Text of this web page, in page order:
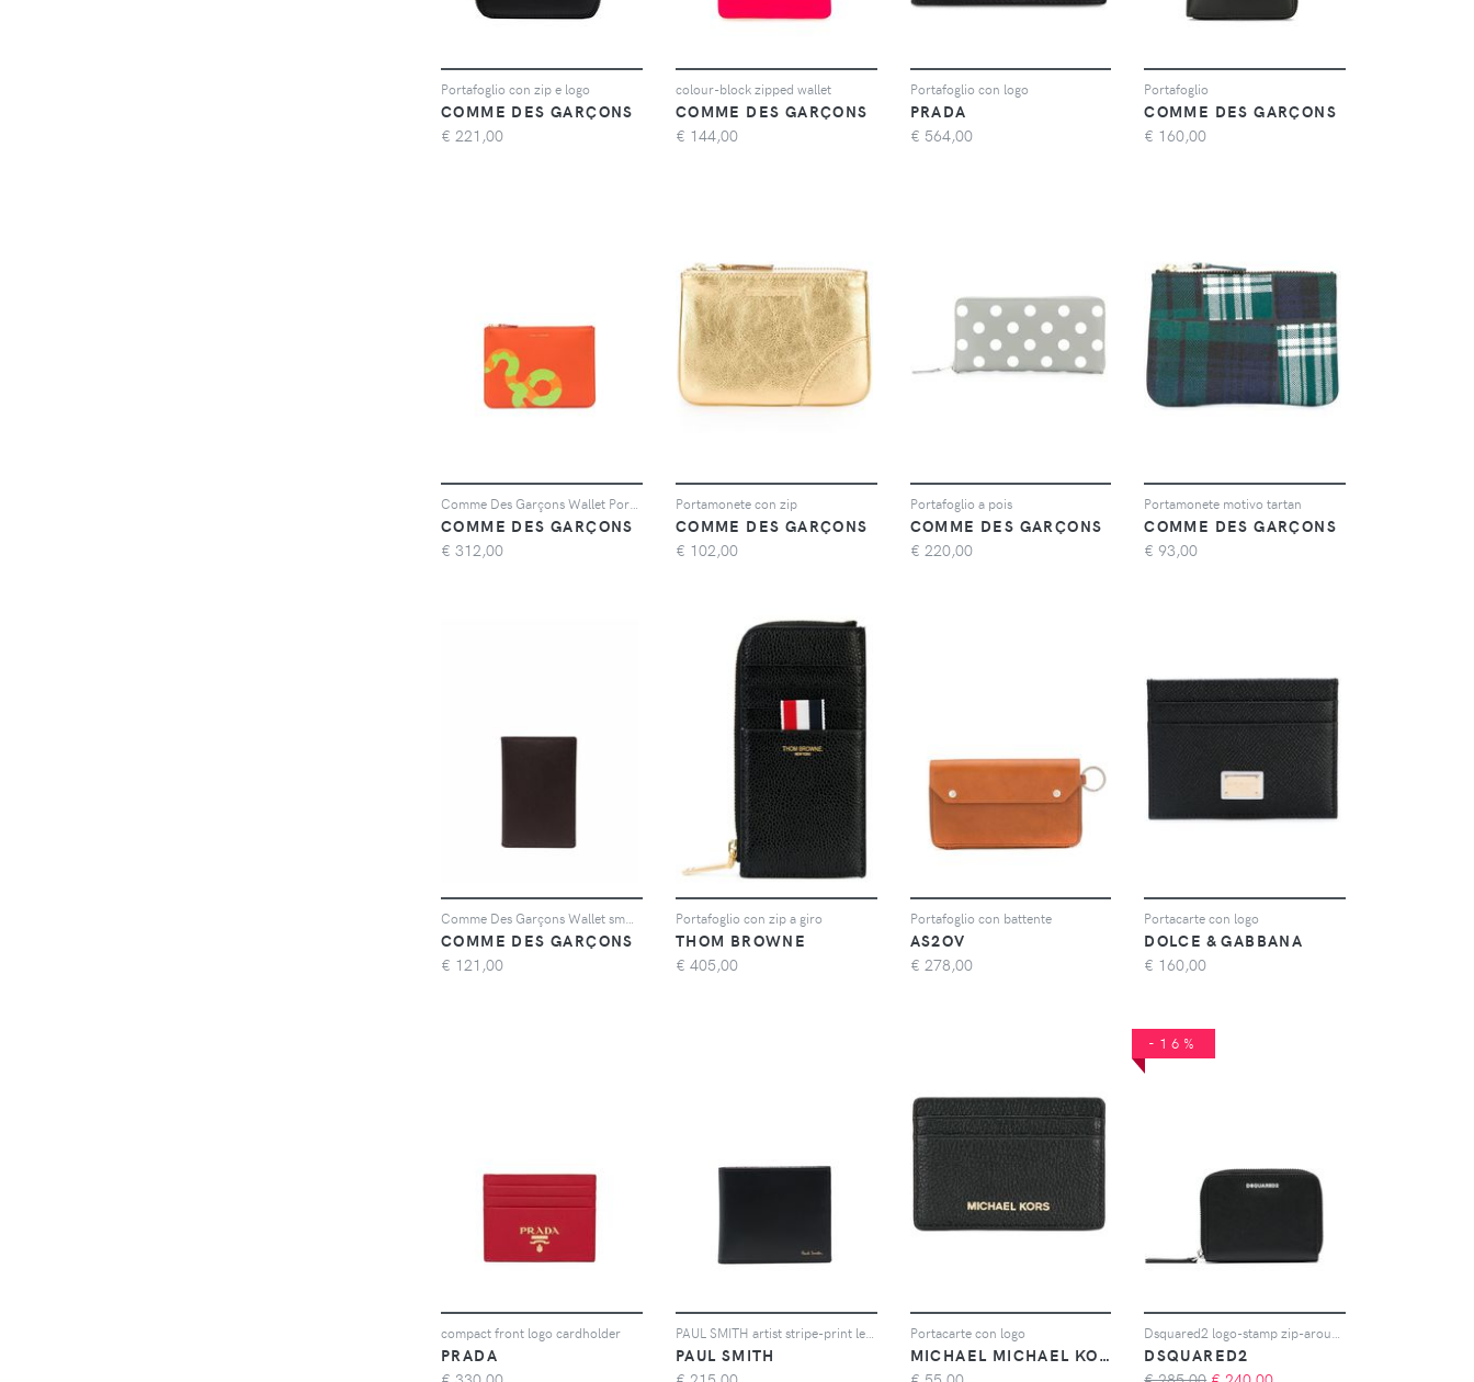
Portafoglio con zip e logo
COMME DES GARÇONS
€ 221,00
colour-block zipped wallet
COMME DES GARÇONS
€ 144,00
Portafoglio con logo
PRADA
€ 564,00
Portafoglio
COMME DES GARÇONS
€ 160,00
COMME DES GARÇONS
€ 312,00
Portamonete con zip
COMME DES GARÇONS
€ 102,00
Portafoglio a pois
COMME DES GARÇONS
€ 220,00
Portamonete motivo tartan
COMME DES GARÇONS
€ 93,00
COMME DES GARÇONS
€ 121,00
Portafoglio con zip a giro
THOM BROWNE
€ 405,00
Portafoglio con battente
AS2OV
€ 278,00
Portacarte con logo
DOLCE & GABBANA
€ 160,00
compact front logo cardholder
PRADA
PAUL SMITH artist stripe-print leather wallet - Nero
PAUL SMITH
Portacarte con logo
MICHAEL MICHAEL KORS
-16%
DSQUARED2